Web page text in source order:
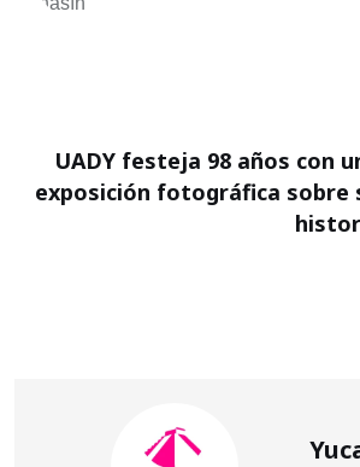
UADY festeja 98 años con
exposición fotográfica sobre